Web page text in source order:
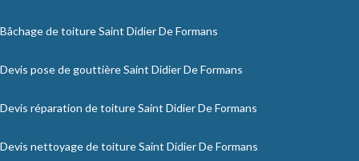
Bâchage de toiture Saint Didier De Formans
Devis pose de gouttière Saint Didier De Formans
Devis réparation de toiture Saint Didier De Formans
Devis nettoyage de toiture Saint Didier De Formans